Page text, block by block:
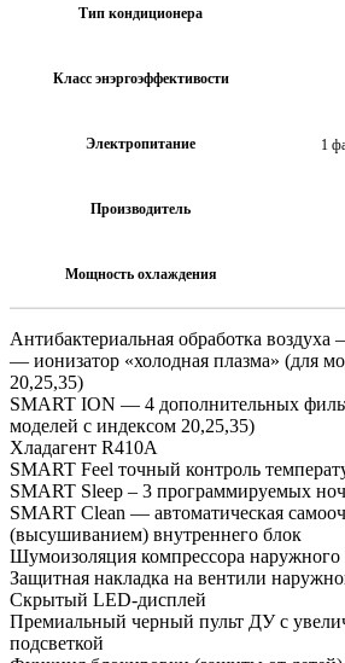
Тип кондиционера
Класс энэргоэффективости
Электропитание 1
Производитель
Мощность охлаждения
Антибактериальная обработка
— ионизатор «холодная плазма» (для
20,25,35)
SMART ION — 4 дополнительных
моделей с индексом 20,25,35)
Хладагент R410A
SMART Feel точный контроль
SMART Sleep – 3 программируемых
SMART Clean — автоматическая
(высушиванием) внутреннего блок
Шумоизоляция компрессора наружного
Защитная накладка на вентили
Скрытый LED-дисплей
Премиальный черный пульт ДУ с
подсветкой